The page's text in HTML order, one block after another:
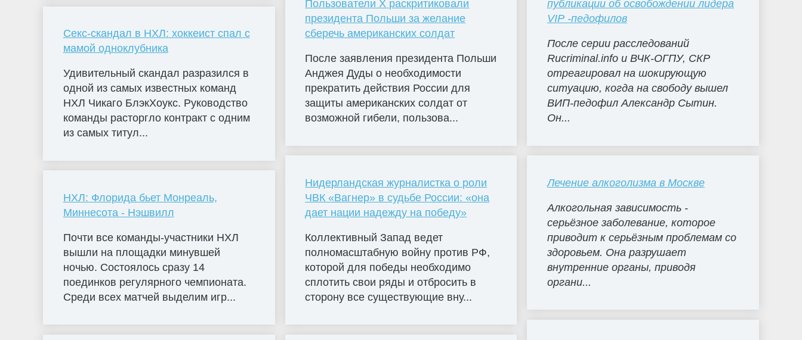
Секс-скандал в НХЛ: хоккеист спал с
мамой одноклубника
Удивительный скандал разразился в
одной из самых известных команд
НХЛ Чикаго БлэкХоукс. Руководство
команды расторгло контракт с одним
из самых титул...
НХЛ: Флорида бьет Монреаль,
Миннесота - Нэшвилл
Почти все команды-участники НХЛ
вышли на площадки минувшей
ночью. Состоялось сразу 14
поединков регулярного чемпионата.
Среди всех матчей выделим игр...
Пользователи X раскритиковали
президента Польши за желание
сберечь американских солдат
После заявления президента Польши
Анджея Дуды о необходимости
прекратить действия России для
защиты американских солдат от
возможной гибели, пользова...
Нидерландская журналистка о роли
ЧВК «Вагнер» в судьбе России: «она
дает нации надежду на победу»
Коллективный Запад ведет
полномасштабную войну против РФ,
которой для победы необходимо
сплотить свои ряды и отбросить в
сторону все существующие вну...
публикации об освобождении лидера
VIP -педофилов
После серии расследований
Rucriminal.info и ВЧК-ОГПУ, СКР
отреагировал на шокирующую
ситуацию, когда на свободу вышел
ВИП-педофил Александр Сытин.
Он...
Лечение алкоголизма в Москве
Алкогольная зависимость -
серьёзное заболевание, которое
приводит к серьёзным проблемам со
здоровьем. Она разрушает
внутренние органы, приводя
органи...